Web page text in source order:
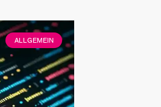
ALLGEMEIN